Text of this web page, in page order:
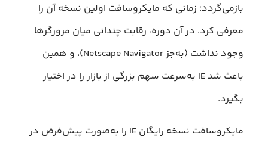
بازمی‌گردد؛ زمانی که مایکروسافت اولین نسخه آن را
معرفی کرد. در آن دوره، رقابت چندانی میان مرورگرها
وجود نداشت (به‌جز Netscape Navigator)، و همین
باعث شد IE به‌سرعت سهم بزرگی از بازار را در اختیار
بگیرد.
مایکروسافت نسخه رایگان IE را به‌صورت پیش‌فرض در